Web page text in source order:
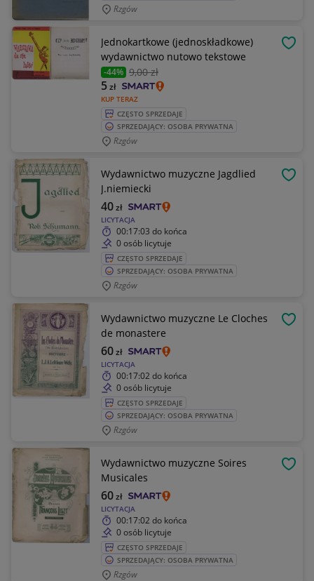
Rzgów
Jednokartkowe (jednoskładkowe)
wydawnictwo nutowo tekstowe
-44% 9,00 zł
KUP TERAZ
5zł
CZĘSTO SPRZEDAJE
SPRZEDAJĄCY: OSOBA PRYWATNA
Rzgów
Wydawnictwo muzyczne Jagdlied
J.niemiecki
LICYTACJA
40zł
00:17:03 do końca
0 osób licytuje
CZĘSTO SPRZEDAJE
SPRZEDAJĄCY: OSOBA PRYWATNA
Rzgów
Wydawnictwo muzyczne Le Cloches
de monastere
LICYTACJA
60zł
00:17:02 do końca
0 osób licytuje
CZĘSTO SPRZEDAJE
SPRZEDAJĄCY: OSOBA PRYWATNA
Rzgów
Wydawnictwo muzyczne Soires
Musicales
LICYTACJA
60zł
00:17:02 do końca
0 osób licytuje
CZĘSTO SPRZEDAJE
SPRZEDAJĄCY: OSOBA PRYWATNA
Rzgów